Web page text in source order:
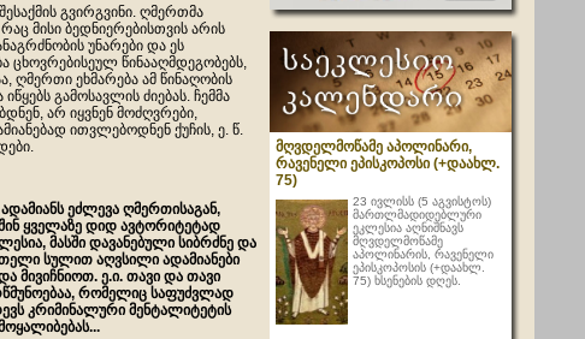
გვირგვინი. ღმერთმა
მისი ბედნიერებისთვის არის
უნარები და ეს
ცხოვრებისეულ წინააღმდეგობებს,
ღმერთი ეხმარება ამ წინაღობის
გამოსავლის ძიებას. ჩემმა
არ იყვნენ მოძღვრები,
ითვლებოდნენ ქუჩის, ე. წ.
ადამიანს ეძლევა ღმერთისაგან,
ყველაზე დიდ ავტორიტეტად
, მასში დავანებული სიბრძნე და
სულით აღვსილი ადამიანები
მივიჩნიოთ. ე.ი. თავი და თავი
, რომელიც საფუძვლად
კრიმინალური მენტალიტეტის
...
მღვდელმოწამე აპოლინარი,
რავენელი ეპისკოპოსი (+დაახლ.
75)
23 ივლისს (5 აგვისტოს)
მართლმადიდებლური
ეკლესია აღნიშნავს
მღვდელმოწამე
აპოლინარის, რავენელი
ეპისკოპოსის (+დაახლ.
75) ხსენების დღეს.